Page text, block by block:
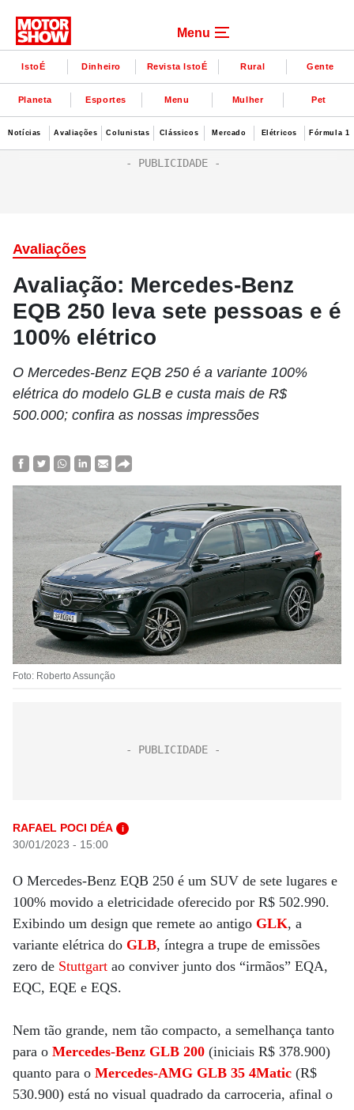
Menu
IstoÉ Dinheiro Revista IstoÉ Rural Gente
Planeta Esportes Menu Mulher Pet
Notícias Avaliações Colunistas Clássicos Mercado Elétricos Fórmula 1
Avaliações
Avaliação: Mercedes-Benz
EQB 250 leva sete pessoas e é
100% elétrico
O Mercedes-Benz EQB 250 é a variante 100%
elétrica do modelo GLB e custa mais de R$
500.000; confira as nossas impressões
Foto: Roberto Assunção
RAFAEL POCI DÉA i
30/01/2023 - 15:00
O Mercedes-Benz EQB 250 é um SUV de sete lugares e
100% movido a eletricidade oferecido por R$ 502.990.
Exibindo um design que remete ao antigo GLK, a
variante elétrica do GLB, íntegra a trupe de emissões
zero de Stuttgart ao conviver junto dos “irmãos” EQA,
EQC, EQE e EQS.
Nem tão grande, nem tão compacto, a semelhança tanto
para o Mercedes-Benz GLB 200 (iniciais R$ 378.900)
quanto para o Mercedes-AMG GLB 35 4Matic (R$
530.900) está no visual quadrado da carroceria, afinal o